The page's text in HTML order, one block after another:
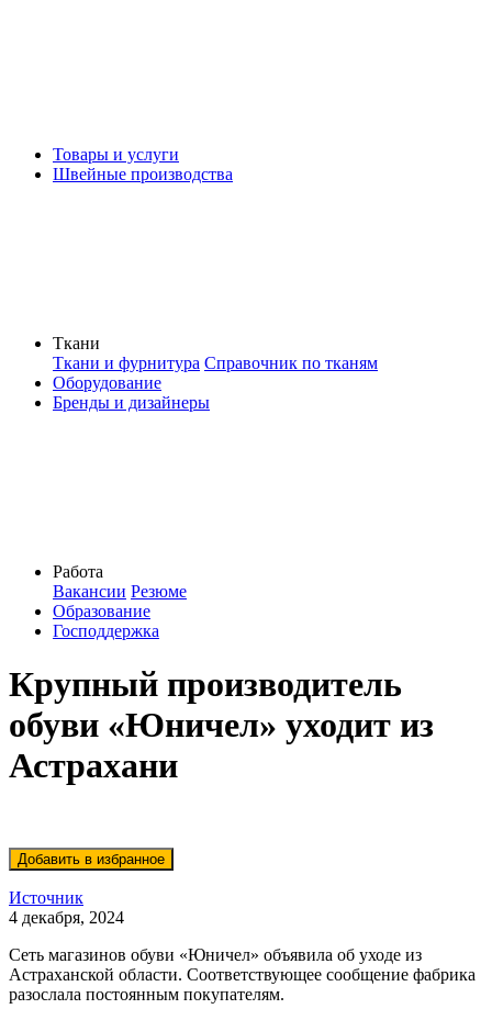
Товары и услуги
Швейные производства
Ткани
Ткани и фурнитура Справочник по тканям
Оборудование
Бренды и дизайнеры
Работа
Вакансии Резюме
Образование
Господдержка
Крупный производитель
обуви «Юничел» уходит из
Астрахани
Источник
4 декабря, 2024
Сеть магазинов обуви «Юничел» объявила об уходе из
Астраханской области. Соответствующее сообщение фабрика
разослала постоянным покупателям.